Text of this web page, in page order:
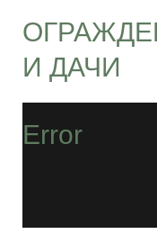
И ДАЧИ
Error